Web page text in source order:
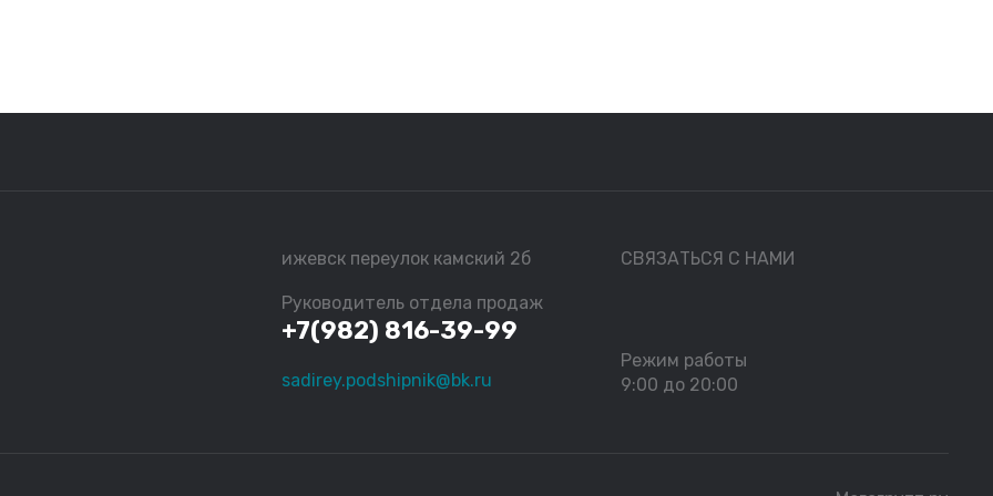
ижевск переулок камский 2б
Руководитель отдела продаж
+7(982) 816-39-99
sadirey.podshipnik@bk.ru
СВЯЗАТЬСЯ С НАМИ
Режим работы
9:00 до 20:00